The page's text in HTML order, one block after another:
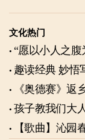
文化热门
“愿以小人之腹
趣读经典 妙悟
《奥德赛》返
孩子教我们大
【歌曲】沁园